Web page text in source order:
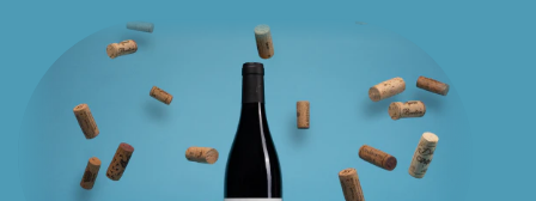
Château Gazin
L'Hospitalet de Gazin Second Vin
Château Gazin
39€
Château Gazin
142
L'Hospitalet de Gazin Second Vin
29
Château Gazin
1989 126
Château Gazin